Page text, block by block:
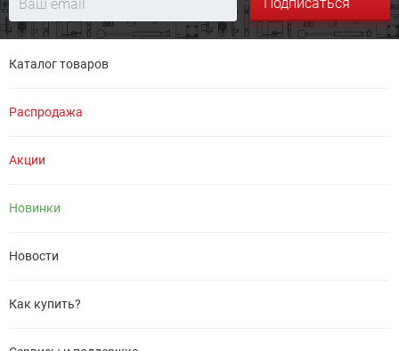
Каталог товаров
Распродажа
Акции
Новинки
Новости
Как купить?